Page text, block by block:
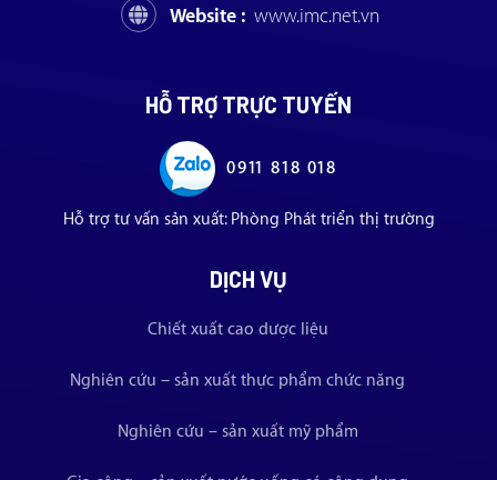
Website : www.imc.net.vn
HỖ TRỢ TRỰC TUYẾN
0911 818 018
Hỗ trợ tư vấn sản xuất: Phòng Phát triển thị trường
DỊCH VỤ
Chiết xuất cao dược liệu
Nghiên cứu – sản xuất thực phẩm chức năng
Nghiên cứu – sản xuất mỹ phẩm